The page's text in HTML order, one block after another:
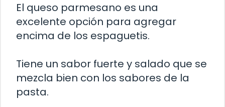
El queso parmesano es una
excelente opción para agregar
encima de los espaguetis.
Tiene un sabor fuerte y salado que se
mezcla bien con los sabores de la
pasta.